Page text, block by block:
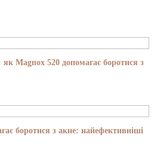
Magnox 520 допомагає боротися з
боротися з акне: найефективніші